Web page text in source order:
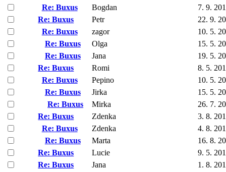
Re: Buxus
Bogdan
7. 9.
Re: Buxus
Petr
22. 9.
Re: Buxus
zagor
10. 5.
Re: Buxus
Olga
15. 5.
Re: Buxus
Jana
19. 5.
Re: Buxus
Romi
8. 5.
Re: Buxus
Pepino
10. 5.
Re: Buxus
Jirka
15. 5.
Re: Buxus
Mirka
26. 7.
Re: Buxus
Zdenka
3. 8.
Re: Buxus
Zdenka
4. 8.
Re: Buxus
Marta
16. 8.
Re: Buxus
Lucie
9. 5.
Re: Buxus
Jana
1. 8.